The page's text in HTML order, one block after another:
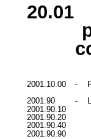
2001.10.00 -
2001.90
-
2001.90.10
2001.90.20
2001.90.40
2001.90.90